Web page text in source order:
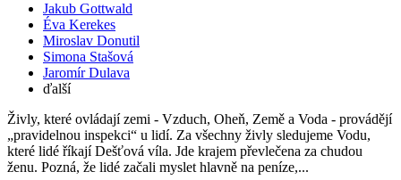
Jakub Gottwald
Éva Kerekes
Miroslav Donutil
Simona Stašová
Jaromír Dulava
ďalší
Živly, které ovládají zemi - Vzduch, Oheň, Země a Voda - provádějí
„pravidelnou inspekci“ u lidí. Za všechny živly sledujeme Vodu,
které lidé říkají Dešťová víla. Jde krajem převlečena za chudou
ženu. Pozná, že lidé začali myslet hlavně na peníze,...